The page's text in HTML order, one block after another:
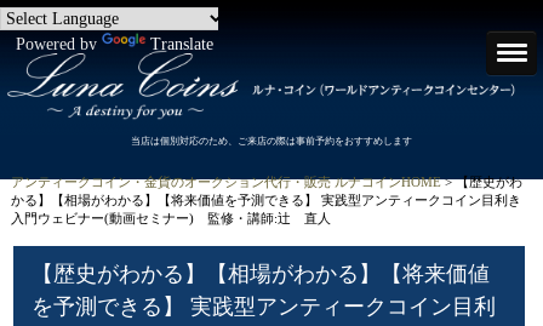
Powered by Translate
当店は個別対応のため、ご来店の際は事前予約をおすすめします
アンティークコイン・金貨のオークション代行・販売 ルナコインHOME> 【歴史がわ
かる】【相場がわかる】【将来価値を予測できる】 実践型アンティークコイン目利き
入門ウェビナー(動画セミナー) 監修・講師:辻 直人
【歴史がわかる】【相場がわかる】【将来価値
を予測できる】 実践型アンティークコイン目利